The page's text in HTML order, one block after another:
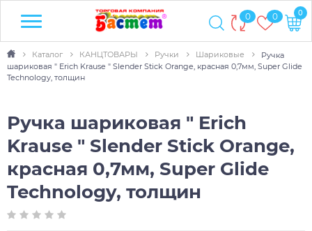
0 0 0
Каталог КАНЦТОВАРЫ Ручки Шариковые
Ручка
шариковая " Erich Krause " Slender Stick Orange, красная 0,7мм, Super Glide
Technology, толщин
Ручка шариковая " Erich
Krause " Slender Stick Orange,
красная 0,7мм, Super Glide
Technology, толщин